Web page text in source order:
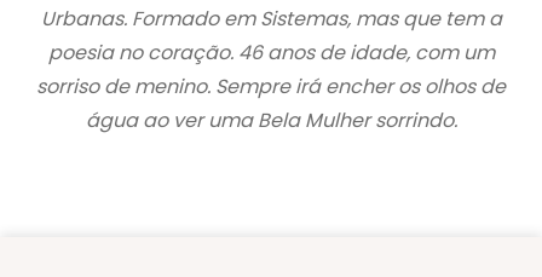
Urbanas. Formado em Sistemas, mas que tem a
poesia no coração. 46 anos de idade, com um
sorriso de menino. Sempre irá encher os olhos de
água ao ver uma Bela Mulher sorrindo.